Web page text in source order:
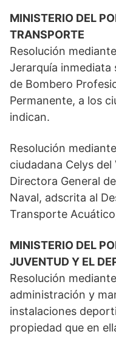
MINISTERIO DEL
TRANSPORTE
Resolución
Jerarquía inmediata
de Bombero
Permanente, a los
indican.
Resolución
ciudadana Celys
Directora General
Naval, adscrita al
Transporte
MINISTERIO DEL
JUVENTUD Y EL
Resolución
administración y
instalaciones
propiedad que en